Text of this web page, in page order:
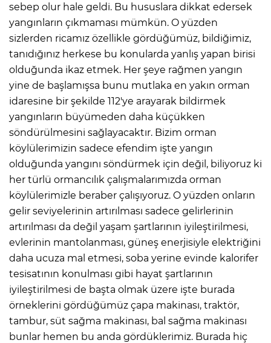
sebep olur hale geldi. Bu hususlara dikkat edersek
yangınların çıkmaması mümkün. O yüzden
sizlerden ricamız özellikle gördüğümüz, bildiğimiz,
tanıdığınız herkese bu konularda yanlış yapan birisi
olduğunda ikaz etmek. Her şeye rağmen yangın
yine de başlamışsa bunu mutlaka en yakın orman
idaresine bir şekilde 112'ye arayarak bildirmek
yangınların büyümeden daha küçükken
söndürülmesini sağlayacaktır. Bizim orman
köylülerimizin sadece efendim işte yangın
olduğunda yangını söndürmek için değil, biliyoruz ki
her türlü ormancılık çalışmalarımızda orman
köylülerimizle beraber çalışıyoruz. O yüzden onların
gelir seviyelerinin artırılması sadece gelirlerinin
artırılması da değil yaşam şartlarının iyileştirilmesi,
evlerinin mantolanması, güneş enerjisiyle elektriğini
daha ucuza mal etmesi, soba yerine evinde kalorifer
tesisatının konulması gibi hayat şartlarının
iyileştirilmesi de başta olmak üzere işte burada
örneklerini gördüğümüz çapa makinası, traktör,
tambur, süt sağma makinası, bal sağma makinası
bunlar hemen bu anda gördüklerimiz. Burada hiç